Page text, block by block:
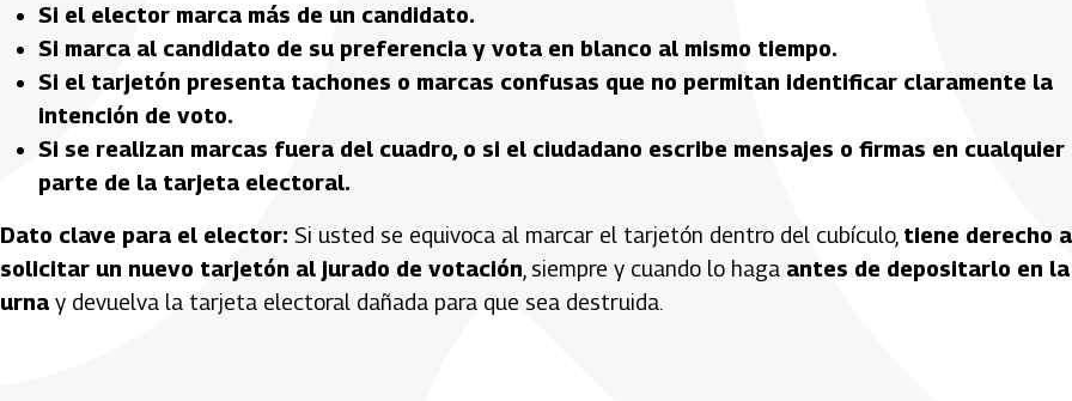
Si el elector marca más de un candidato.
Si marca al candidato de su preferencia y vota en blanco al mismo tiempo.
Si el tarjetón presenta tachones o marcas confusas que no permitan identificar claramente la
intención de voto.
Si se realizan marcas fuera del cuadro, o si el ciudadano escribe mensajes o firmas en cualquier
parte de la tarjeta electoral.
Dato clave para el elector: Si usted se equivoca al marcar el tarjetón dentro del cubículo, tiene derecho a
solicitar un nuevo tarjetón al jurado de votación , siempre y cuando lo haga antes de depositarlo en la
urna y devuelva la tarjeta electoral dañada para que sea destruida.